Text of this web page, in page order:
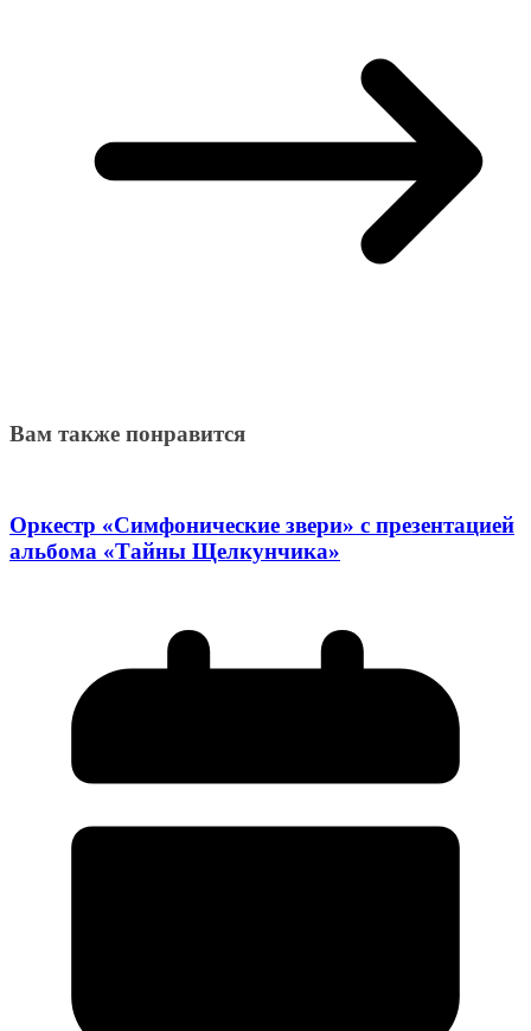
Вам также понравится
Оркестр «Симфонические звери» с презентацией
альбома «Тайны Щелкунчика»